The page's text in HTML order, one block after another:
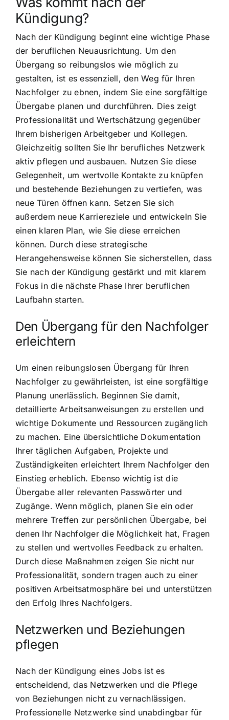
Kündigung?
Nach der Kündigung beginnt eine wichtige Phase
der beruflichen Neuausrichtung. Um den
Übergang so reibungslos wie möglich zu
gestalten, ist es essenziell, den Weg für Ihren
Nachfolger zu ebnen, indem Sie eine sorgfältige
Übergabe planen und durchführen. Dies zeigt
Professionalität und Wertschätzung gegenüber
Ihrem bisherigen Arbeitgeber und Kollegen.
Gleichzeitig sollten Sie Ihr berufliches Netzwerk
aktiv pflegen und ausbauen. Nutzen Sie diese
Gelegenheit, um wertvolle Kontakte zu knüpfen
und bestehende Beziehungen zu vertiefen, was
neue Türen öffnen kann. Setzen Sie sich
außerdem neue Karriereziele und entwickeln Sie
einen klaren Plan, wie Sie diese erreichen
können. Durch diese strategische
Herangehensweise können Sie sicherstellen, dass
Sie nach der Kündigung gestärkt und mit klarem
Fokus in die nächste Phase Ihrer beruflichen
Laufbahn starten.
Den Übergang für den Nachfolger
erleichtern
Um einen reibungslosen Übergang für Ihren
Nachfolger zu gewährleisten, ist eine sorgfältige
Planung unerlässlich. Beginnen Sie damit,
detaillierte Arbeitsanweisungen zu erstellen und
wichtige Dokumente und Ressourcen zugänglich
zu machen. Eine übersichtliche Dokumentation
Ihrer täglichen Aufgaben, Projekte und
Zuständigkeiten erleichtert Ihrem Nachfolger den
Einstieg erheblich. Ebenso wichtig ist die
Übergabe aller relevanten Passwörter und
Zugänge. Wenn möglich, planen Sie ein oder
mehrere Treffen zur persönlichen Übergabe, bei
denen Ihr Nachfolger die Möglichkeit hat, Fragen
zu stellen und wertvolles Feedback zu erhalten.
Durch diese Maßnahmen zeigen Sie nicht nur
Professionalität, sondern tragen auch zu einer
positiven Arbeitsatmosphäre bei und unterstützen
den Erfolg Ihres Nachfolgers.
Netzwerken und Beziehungen
pflegen
Nach der Kündigung eines Jobs ist es
entscheidend, das Netzwerken und die Pflege
von Beziehungen nicht zu vernachlässigen.
Professionelle Netzwerke sind unabdingbar für